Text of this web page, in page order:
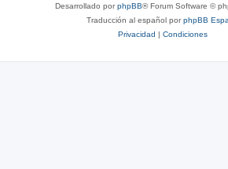
Desarrollado porphpBB® Forum Software ©
Traducción al español porphpBB
Privacidad | Condiciones